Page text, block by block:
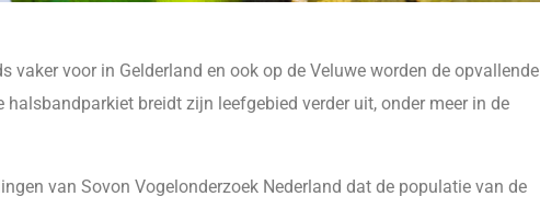
vaker voor in Gelderland en ook op de Veluwe worden de opvallende
breidt zijn leefgebied verder uit, onder meer in de
van Sovon Vogelonderzoek Nederland dat de populatie van de